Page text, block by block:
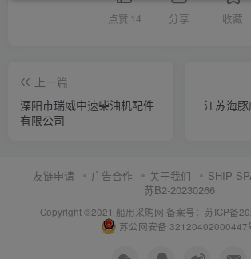
点赞 14 分享 收藏
上一篇
溧阳市瑞威中速柴油机配件
有限公司
江苏海
友链申请 广告合作 关于我们
SHIP
苏B2-20230266
Copyright ©2021 船用采购网 备案号：苏ICP备
苏公网安备 32120402000447